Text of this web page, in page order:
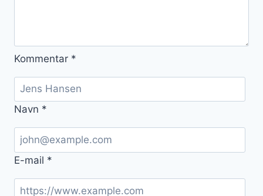
Kommentar *
Navn *
E-mail *